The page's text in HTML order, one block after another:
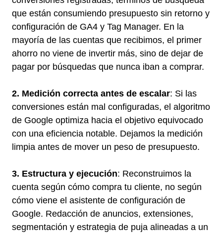
que están consumiendo presupuesto sin retorno y
configuración de GA4 y Tag Manager. En la
mayoría de las cuentas que recibimos, el primer
ahorro no viene de invertir más, sino de dejar de
pagar por búsquedas que nunca iban a comprar.
2. Medición correcta antes de escalar: Si las
conversiones están mal configuradas, el algoritmo
de Google optimiza hacia el objetivo equivocado
con una eficiencia notable. Dejamos la medición
limpia antes de mover un peso de presupuesto.
3. Estructura y ejecución: Reconstruimos la
cuenta según cómo compra tu cliente, no según
cómo viene el asistente de configuración de
Google. Redacción de anuncios, extensiones,
segmentación y estrategia de puja alineadas a un